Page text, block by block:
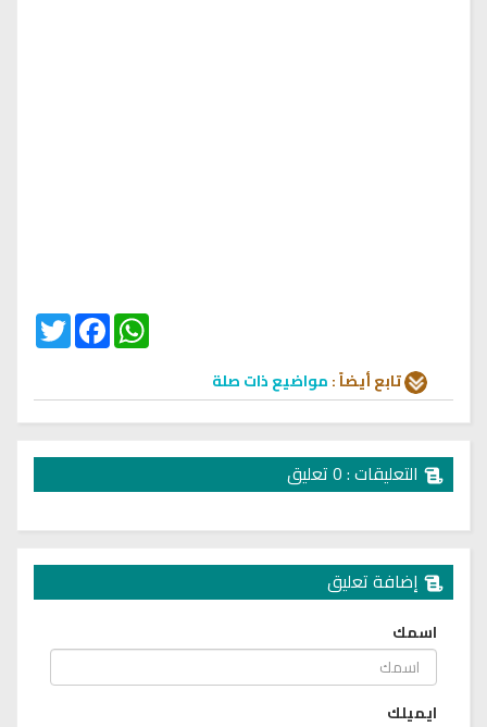
Twitter
FacebookWhatsApp
تابع أيضاً :مواضيع ذات صلة
التعليقات : 0 تعليق
إضافة تعليق
اسمك
ايميلك